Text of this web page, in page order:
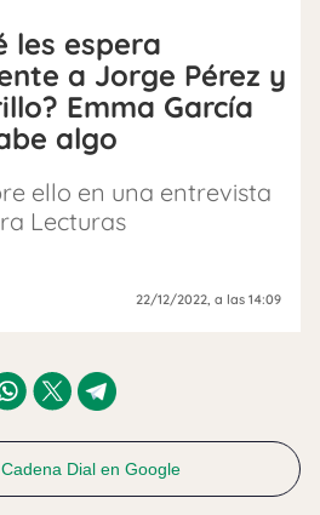
les espera
a Jorge Pérez y
Emma García
algo
ello en una entrevista
Lecturas
22/12/2022 , a las 14:09
Dial en Google